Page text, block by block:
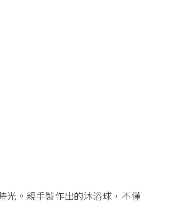
光。親手製作出的沐浴球，不僅